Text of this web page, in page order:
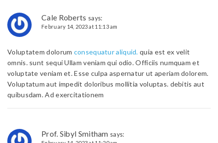
Cale Roberts says:
February 14, 2023 at 11:13 am
Voluptatem dolorum consequatur aliquid. quia est ex velit
omnis. sunt sequi Ullam veniam qui odio. Officiis numquam et
voluptate veniam et. Esse culpa aspernatur ut aperiam dolorem.
Voluptatum aut impedit doloribus mollitia voluptas. debitis aut
quibusdam. Ad exercitationem
Prof. Sibyl Smitham says: